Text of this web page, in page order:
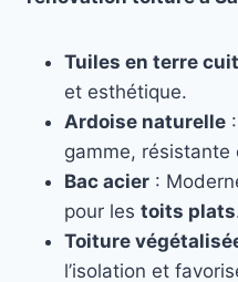
Tuiles en terre
et esthétique.
Ardoise naturelle
gamme, résistante
Bac acier :
pour les toits plats
Toiture
l’isolation et